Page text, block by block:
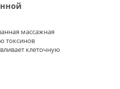
массажная
токсинов
клеточную